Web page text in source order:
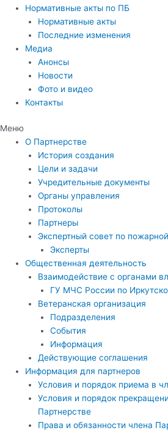
Нормативные акты по ПБ
Нормативные акты
Последние изменения
Медиа
Анонсы
Новости
Фото и видео
Контакты
Меню
О Партнерстве
История создания
Цели и задачи
Учредительные документы
Органы управления
Протоколы
Партнеры
Экспертный совет по
Эксперты
Общественная деятельность
Взаимодействие с органами
ГУ МЧС России по
Ветеранская организация
Подразделения
События
Информация
Действующие соглашения
Информация для партнеров
Условия и порядок приема в
Условия и порядок
Партнерстве
Права и обязанности члена